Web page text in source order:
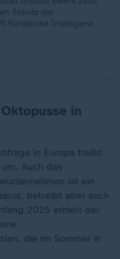
Schutz der
Künstliche Intelligenz
in
in Europa treibt
Auch das
ist ein
betreibt aber auch
2025 erhielt der
die im Sommer in